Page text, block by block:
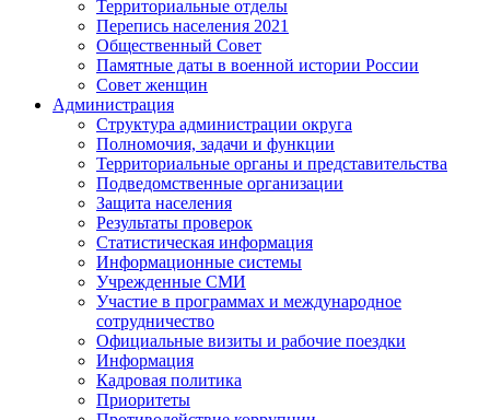
Территориальные отделы
Перепись населения 2021
Общественный Совет
Памятные даты в военной истории России
Совет женщин
Администрация
Структура администрации округа
Полномочия, задачи и функции
Территориальные органы и представительства
Подведомственные организации
Защита населения
Результаты проверок
Статистическая информация
Информационные системы
Учрежденные СМИ
Участие в программах и международное
сотрудничество
Официальные визиты и рабочие поездки
Информация
Кадровая политика
Приоритеты